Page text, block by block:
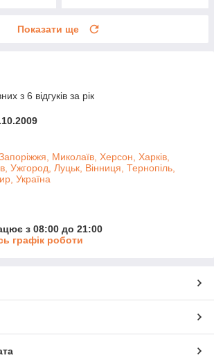
Показати ще
з 6 відгуків за рік
Миколаїв, Херсон, Харків,
Ужгород, Луцьк, Вінниця, Тернопіль,
Україна
з 08:00 до 21:00
графік роботи